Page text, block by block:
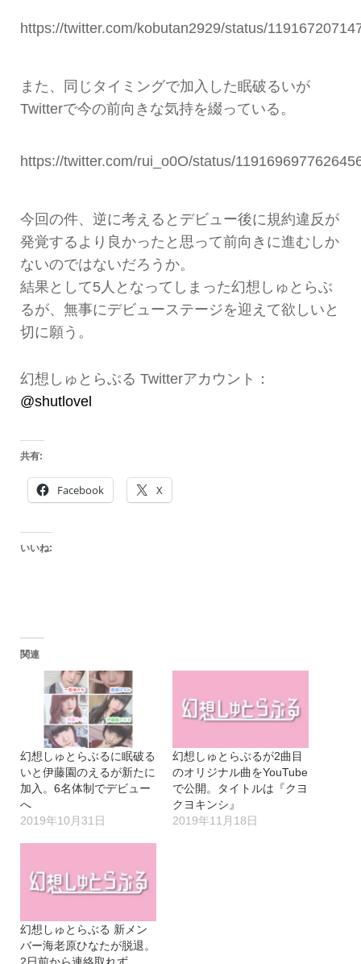
https://twitter.com/kobutan2929/status/
また、同じタイミングで加入した眠破るいが
Twitterで今の前向きな気持を綴っている。
https://twitter.com/rui_o0O/status/
今回の件、逆に考えるとデビュー後に規約違反が
発覚するより良かったと思って前向きに進むしか
ないのではないだろうか。
結果として5人となってしまった幻想しゅとらぶ
るが、無事にデビューステージを迎えて欲しいと
切に願う。
幻想しゅとらぶる Twitterアカウント：
@shutlovel
共有:
Facebook X
いいね:
関連
幻想しゅとらぶるに眠破る
いと伊藤園のえるが新たに
加入。6名体制でデビュー
へ
2019年10月31日
幻想しゅとらぶるが2曲目
のオリジナル曲をYouTube
で公開。タイトルは『クヨ
クヨキンシ』
2019年11月18日
幻想しゅとらぶる 新メン
バー海老原ひなたが脱退。